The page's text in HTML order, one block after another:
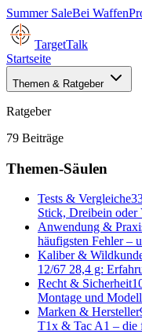
Summer SaleBei
TargetTalk
Startseite
Themen & Ratgeber
Ratgeber
79 Beiträge
Themen-Säulen
Tests & Vergleiche
Stick, Dreibein oder
Anwendung &
häufigsten Fehler –
Kaliber &
12/67 28,4 g:
Recht & Sicherheit
Montage und
Marken & Hersteller
T1x & Tac A1 – die